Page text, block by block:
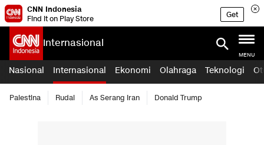
CNN Indonesia
Find it on Play Store
Get
Internasional
MENU
Nasional Internasional Ekonomi Olahraga Teknologi
Palestina Rudal As Serang Iran Donald Trump